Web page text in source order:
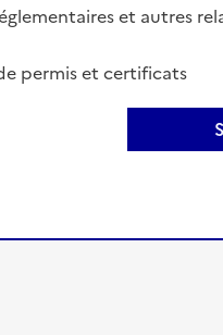
et autres
permis et certificats